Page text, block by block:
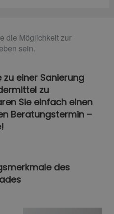
die Möglichkeit zur
sein.
einer Sanierung
zu
Sie einfach einen
Beratungstermin –
des